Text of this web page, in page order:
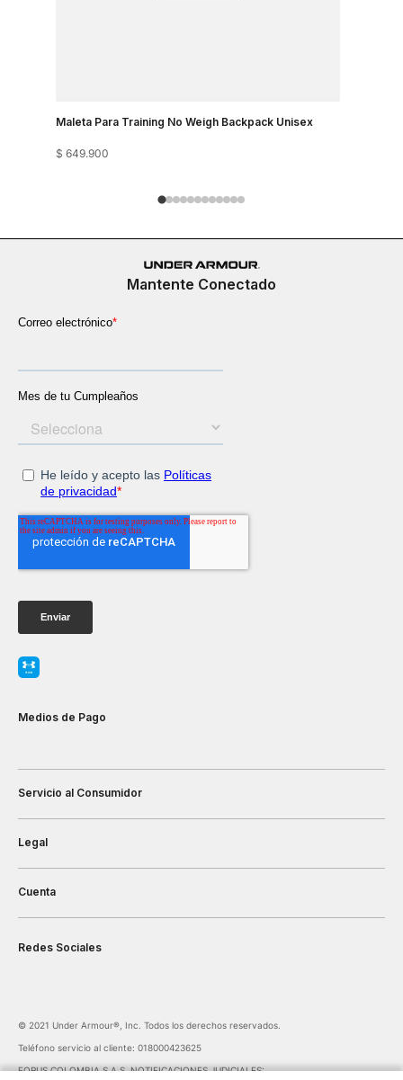
Maleta Para Training No Weigh Backpack Unisex
$ 649.900
Mantente Conectado
Medios de Pago
Servicio al Consumidor
Legal
Cuenta
Redes Sociales
©️ 2021 Under Armour®️, Inc. Todos los derechos reservados.
Teléfono servicio al cliente: 018000423625
FORUS COLOMBIA S.A.S. NOTIFICACIONES JUDICIALES: